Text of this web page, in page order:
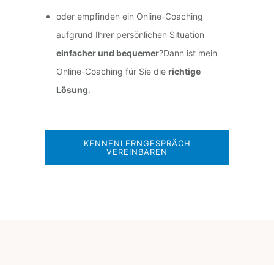
oder empfinden ein Online-Coaching
aufgrund Ihrer persönlichen Situation
einfacher und bequemer?Dann ist mein
Online-Coaching für Sie dierichtige
Lösung.
KENNENLERNGESPRÄCH
VEREINBAREN